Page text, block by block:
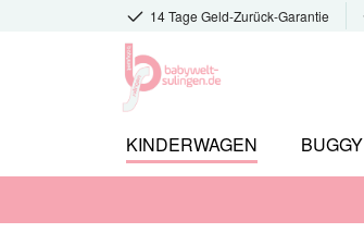
14 Tage Geld-Zurück-Garantie
KINDERWAGEN BUGGY